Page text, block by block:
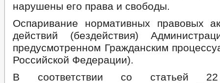
нарушены его права и свободы.
Оспаривание нормативных правовых
действий (бездействия)
предусмотренном Гражданским
Российской Федерации).
В соответствии со статьей 22